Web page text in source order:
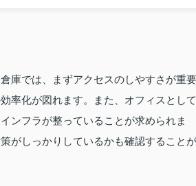
庫では、まずアクセスのしやすさが重要
率化が図れます。また、オフィスとして
ンフラが整っていることが求められま
がしっかりしているかも確認することが